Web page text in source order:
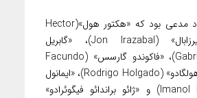
فیفا در تحقیقات خود مدعی بود که «هکتور هول»(Hector
Hevel)، «جان ایرزابال» (Jon Irazabal)، «گابریل
پالمرو»(Gabriel Palmero)، «فاکوندو گارسس» (Facundo
Garces)، «رودریگو هولگادو» (Rodrigo Holgado)، «ایمانول
ماچوکا» (Imanol Machuca) و «ژائو براندائو فیگوئرادو»